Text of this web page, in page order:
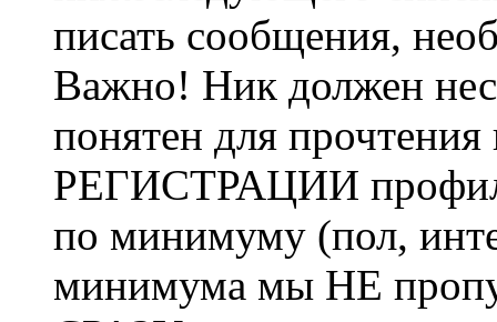
писать сообщения,
Важно! Ник должен
понятен для
РЕГИСТРАЦИИ профиль
по минимуму (пол,
минимума мы НЕ